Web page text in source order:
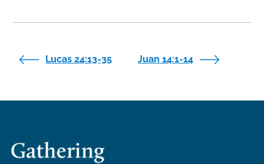
Lucas 24:13-35 Juan 14:1-14